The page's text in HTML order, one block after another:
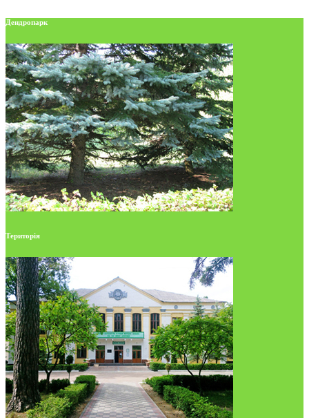
Дендропарк
Територія